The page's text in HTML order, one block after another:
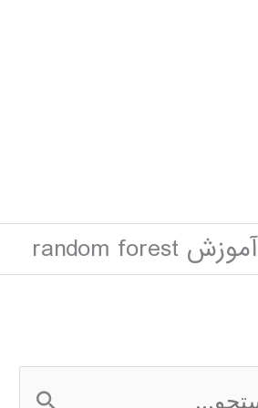
آموزش random forest